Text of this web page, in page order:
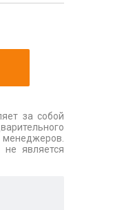
за собой
является